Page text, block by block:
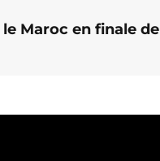
Maroc en finale de